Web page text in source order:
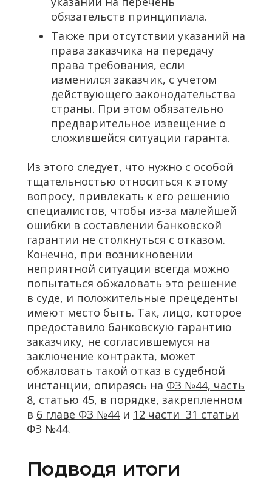
обязательств принципиала.
Также при отсутствии указаний на
права заказчика на передачу
права требования, если
изменился заказчик, с учетом
действующего законодательства
страны. При этом обязательно
предварительное извещение о
сложившейся ситуации гаранта.
Из этого следует, что нужно с особой
тщательностью относиться к этому
вопросу, привлекать к его решению
специалистов, чтобы из-за малейшей
ошибки в составлении банковской
гарантии не столкнуться с отказом.
Конечно, при возникновении
неприятной ситуации всегда можно
попытаться обжаловать это решение
в суде, и положительные прецеденты
имеют место быть. Так, лицо, которое
предоставило банковскую гарантию
заказчику, не согласившемуся на
заключение контракта, может
обжаловать такой отказ в судебной
инстанции, опираясь на ФЗ №44, часть
8, статью 45, в порядке, закрепленном
в 6 главе ФЗ №44и 12 части 31 статьи
ФЗ №44.
Подводя итоги